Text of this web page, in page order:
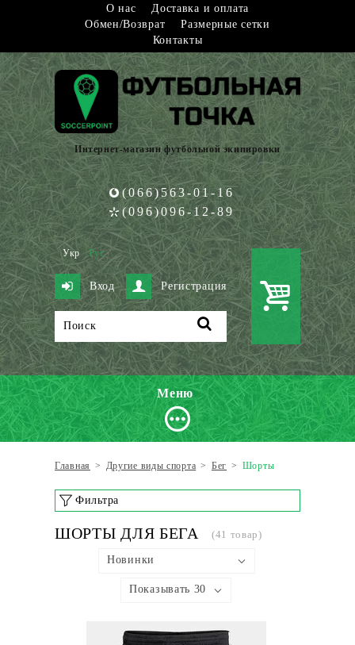
О нас
Доставка и оплата
Обмен/Возврат
Размерные сетки
Контакты
Интернет-магазин футбольной экипировки
(066)563-01-16
(096)096-12-89
Укр Рус
Вход Регистрация
Меню
Главная > Другие виды спорта > Бег > Шорты
Фильтра
ШОРТЫ ДЛЯ БЕГА (41 товар)
Новинки
Показывать 30